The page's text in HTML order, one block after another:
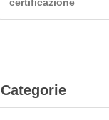
Categorie